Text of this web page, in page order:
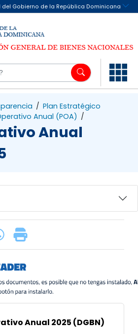
/ Plan Estratégico
Anual (POA) /
Anual
Anual 2025 (DGBN)